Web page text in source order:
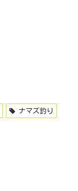
ナマズ釣り